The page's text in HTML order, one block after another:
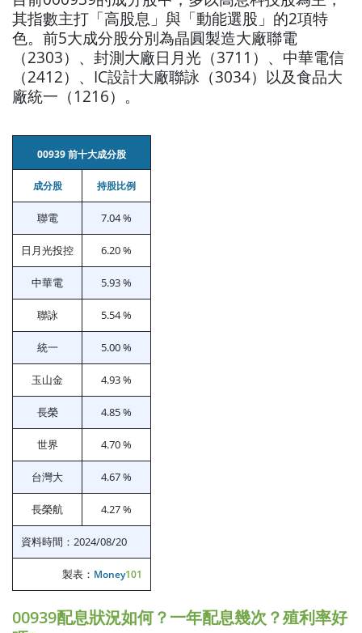
其指數主打「高股息」與「動能選股」的2項特
色。前5大成分股分別為晶圓製造大廠聯電
（2303）、封測大廠日月光（3711）、中華電信
（2412）、IC設計大廠聯詠（3034）以及食品大
廠統一（1216）。
00939 前十大成分股
成分股 持股比例
聯電 7.04 %
日月光投控 6.20 %
中華電 5.93 %
聯詠 5.54 %
統一 5.00 %
玉山金 4.93 %
長榮 4.85 %
世界 4.70 %
台灣大 4.67 %
長榮航 4.27 %
資料時間：2024/08/20
製表： Money101
00939配息狀況如何？一年配息幾次？殖利率好